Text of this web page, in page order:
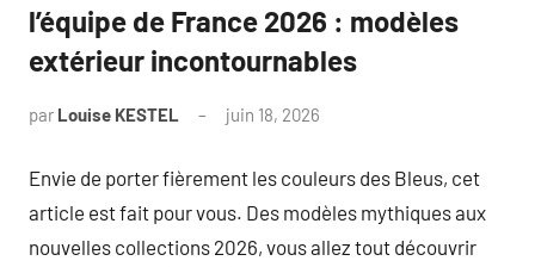
l’équipe de France 2026 : modèles
extérieur incontournables
par Louise KESTEL juin 18, 2026
Envie de porter fièrement les couleurs des Bleus, cet
article est fait pour vous. Des modèles mythiques aux
nouvelles collections 2026, vous allez tout découvrir